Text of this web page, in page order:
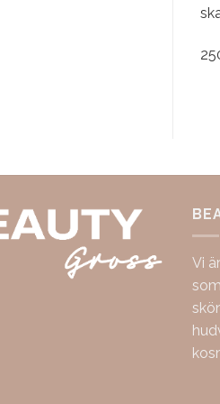
Vi